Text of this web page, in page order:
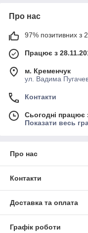
Про нас
97% позитивних з
Працює з
м. Кременчук
ул. Вадима
Контакти
Сьогодні працює
Показати весь
Про нас
Контакти
Доставка та оплата
Графік роботи